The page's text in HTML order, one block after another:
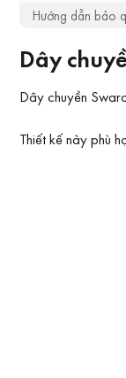
Hướng dẫn bảo
Dây
Dây chuyền
Thiết kế này phù